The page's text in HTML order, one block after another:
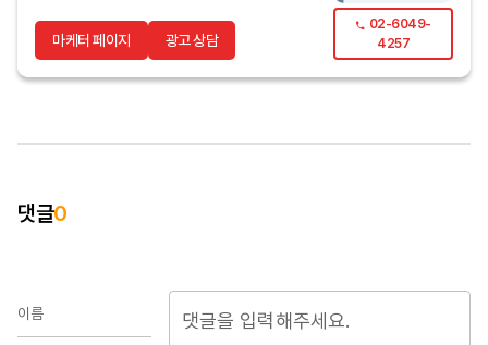
마케터 페이지 광고 상담
02-6049-
4257
댓글0
이름